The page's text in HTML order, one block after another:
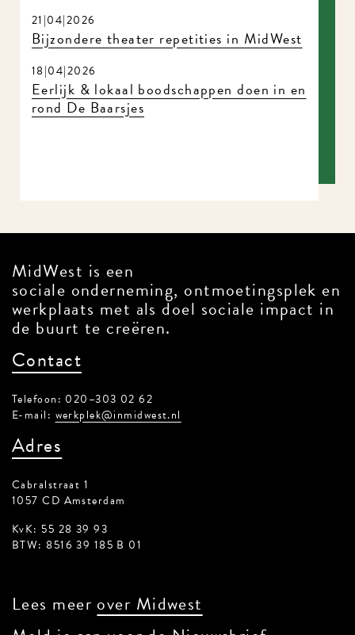
21|04|2026
Bijzondere theater repetities in MidWest
18|04|2026
Eerlijk & lokaal boodschappen doen in en
rond De Baarsjes
MidWest is een
sociale onderneming, ontmoetingsplek en
werkplaats met als doel sociale impact in
de buurt te creëren.
Contact
Telefoon: 020–303 02 62
E-mail: werkplek@inmidwest.nl
Adres
Cabralstraat 1
1057 CD Amsterdam
KvK: 55 28 39 93
BTW: 8516 39 185 B 01
Lees meer over Midwest